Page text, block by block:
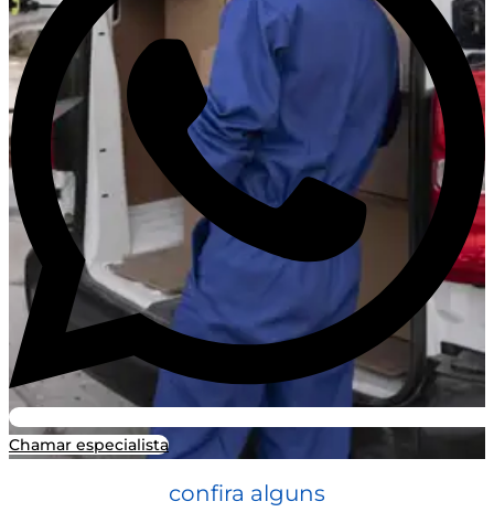
Chamar especialista
confira alguns